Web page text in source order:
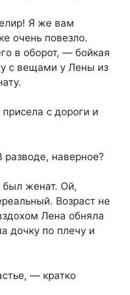
Я же вам
очень повезло.
в оборот, — бойкая
с вещами у Лены из
с дороги и
наверное?
был женат. Ой,
Возраст не
Лена обняла
дочку по плечу и
— кратко